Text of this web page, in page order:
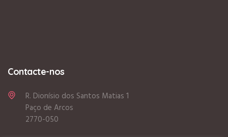
Contacte-nos
R. Dionísio dos Santos Matias 1
Paço de Arcos
2770-050